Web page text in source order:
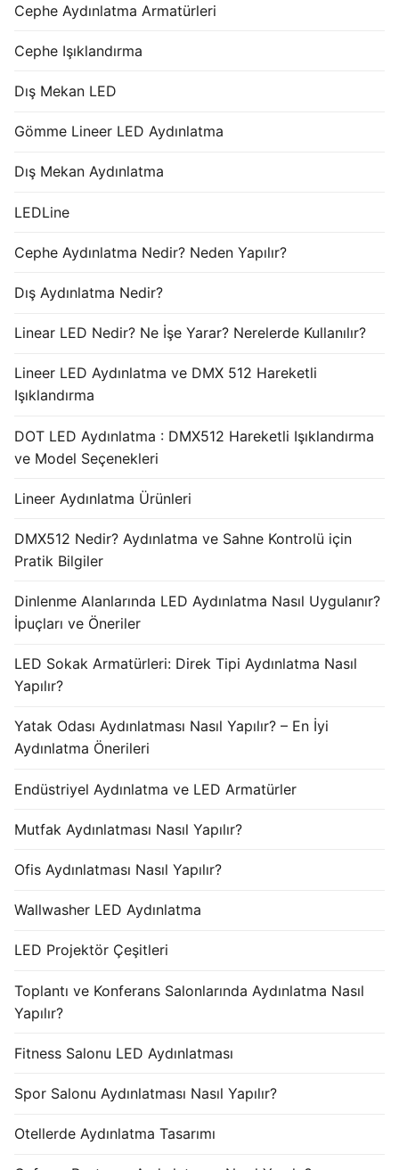
Cephe Aydınlatma Armatürleri
Cephe Işıklandırma
Dış Mekan LED
Gömme Lineer LED Aydınlatma
Dış Mekan Aydınlatma
LEDLine
Cephe Aydınlatma Nedir? Neden Yapılır?
Dış Aydınlatma Nedir?
Linear LED Nedir? Ne İşe Yarar? Nerelerde Kullanılır?
Lineer LED Aydınlatma ve DMX 512 Hareketli
Işıklandırma
DOT LED Aydınlatma : DMX512 Hareketli Işıklandırma
ve Model Seçenekleri
Lineer Aydınlatma Ürünleri
DMX512 Nedir? Aydınlatma ve Sahne Kontrolü için
Pratik Bilgiler
Dinlenme Alanlarında LED Aydınlatma Nasıl Uygulanır?
İpuçları ve Öneriler
LED Sokak Armatürleri: Direk Tipi Aydınlatma Nasıl
Yapılır?
Yatak Odası Aydınlatması Nasıl Yapılır? – En İyi
Aydınlatma Önerileri
Endüstriyel Aydınlatma ve LED Armatürler
Mutfak Aydınlatması Nasıl Yapılır?
Ofis Aydınlatması Nasıl Yapılır?
Wallwasher LED Aydınlatma
LED Projektör Çeşitleri
Toplantı ve Konferans Salonlarında Aydınlatma Nasıl
Yapılır?
Fitness Salonu LED Aydınlatması
Spor Salonu Aydınlatması Nasıl Yapılır?
Otellerde Aydınlatma Tasarımı